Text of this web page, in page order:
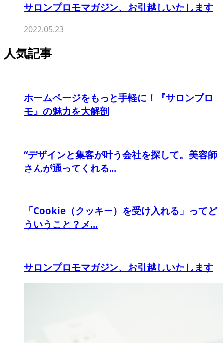
サロンプロモマガジン、お引越しいたします
2022.05.23
人気記事
ホームページをもっと手軽に！『サロンプロ
モ』の魅力を大解剖
“デザインと集客が叶う会社を探して。美容師
さんが通ってくれる...
「Cookie（クッキー）を受け入れる」ってど
ういうこと？メ...
サロンプロモマガジン、お引越しいたします